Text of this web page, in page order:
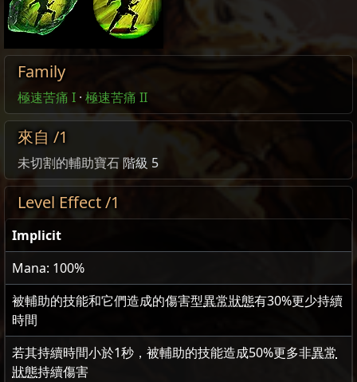
Family
極速苦痛 I · 極速苦痛 II
來自 /1
未切割的輔助寶石階級 5
Level Effect /1
Implicit
Mana: 100%
被輔助的技能和它們造成的傷害型異常狀態有30%更少持續
時間
若其持續時間小於1秒，被輔助的技能造成50%更多非異常
狀態持續傷害